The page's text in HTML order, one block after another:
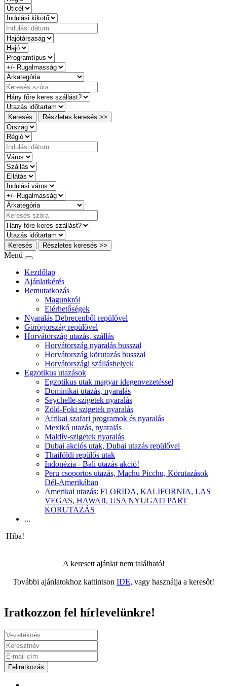
Keresés Részletes keresés >>
Keresés Részletes keresés >>
Menü
Kezdőlap
Ajánlatkérés
Bemutatkozás
Magunkról
Elérhetőségek
Nyaralás Debrecenből repülővel
Görögország repülővel
Horvátország utazás, szállás
Horvátország nyaralás busszal
Horvátország körutazás busszal
Horvátországi szálláshelyek
Egzotikus utazások
Egzotikus utak magyar idegenvezetéssel
Dominikai utazás, nyaralás
Seychelle-szigetek nyaralás
Zöld-Foki szigetek nyaralás
Afrikai szafari programok és nyaralás
Mexikó utazás, nyaralás
Maldív-szigetek nyaralás
Dubai akciós utak, Dubai utazás repülővel
Thaiföldi repülős utak
Indonézia - Bali utazás akció!
Peru csoportos utazás, Machu Picchu, Körutazások
Dél-Amerikában
Amerikai utazás: FLORIDA, KALIFORNIA, LAS
VEGAS, HAWAII, USA NYUGATI PART
KÖRUTAZÁS
...
Hiba!
A keresett ajánlat nem található!
További ajánlatokhoz kattintson IDE, vagy használja a keresőt!
Iratkozzon fel hírlevelünkre!
Feliratkozás